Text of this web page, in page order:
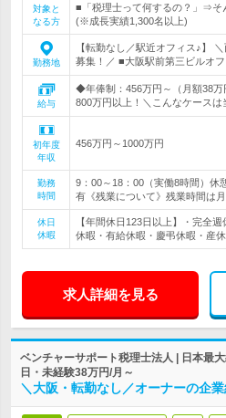
対象と
なる方
■「税理士って何するの？」⇒そ
(※成長実績1,300名以上)
勤務地
【転勤なし／駅近オフィス♪】
募集！／ ■大阪駅前第三ビルオ
給与
◆年俸制：456万円～（月額38
800万円以上！＼こんなケース
初年度
年収
456万円～1000万円
勤務
時間
9：00～18：00（実働8時間）休
有《残業について》残業時間は
休日
休暇
【年間休日123日以上】・完全
休暇・有給休暇・慶弔休暇・産
求人詳細を見る
ベンチャーサポート税理士法人 | 日本最
日・未経験38万円/月～
＼大阪・転勤なし／オーナーの企